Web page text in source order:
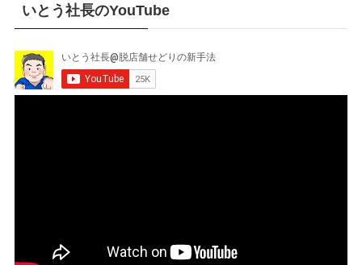
いとう社長のYouTube